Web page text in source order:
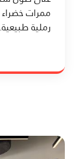
ممرات خضراء
رملية طبيعية.